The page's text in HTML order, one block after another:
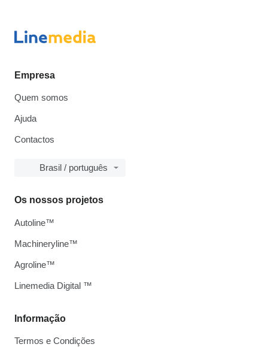
Empresa
Quem somos
Ajuda
Contactos
Brasil / português
Informação
Termos e Condições
Os nossos projetos
Autoline™
Machineryline™
Agroline™
Linemedia Digital ™